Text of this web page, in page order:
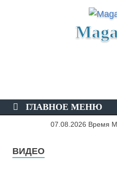
ГЛАВНОЕ МЕНЮ
07.08.2026 Время
ВИДЕО